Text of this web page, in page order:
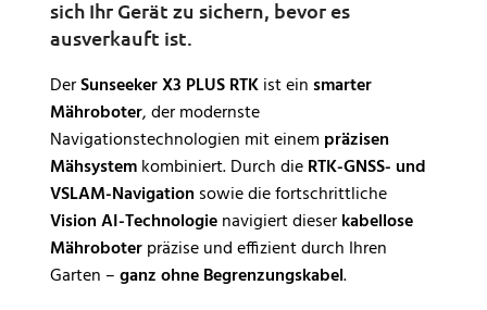
sich Ihr Gerät zu sichern, bevor es
ausverkauft ist.
DerSunseeker X3 PLUS RTKist einsmarter
Mähroboter, der modernste
Navigationstechnologien mit einem präzisen
Mähsystemkombiniert. Durch dieRTK-GNSS- und
VSLAM-Navigation sowie die fortschrittliche
Vision AI-Technologienavigiert dieserkabellose
Mähroboterpräzise und effizient durch Ihren
Garten –ganz ohne Begrenzungskabel.